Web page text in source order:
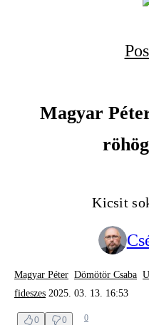
Magyar
Kicsit
Magyar Péter Dömötör Csaba
fideszes 2025. 03. 13. 16:53
0 0 0